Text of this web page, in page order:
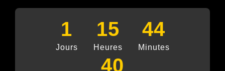
1
Jours
15
Heures
44
Minutes
39